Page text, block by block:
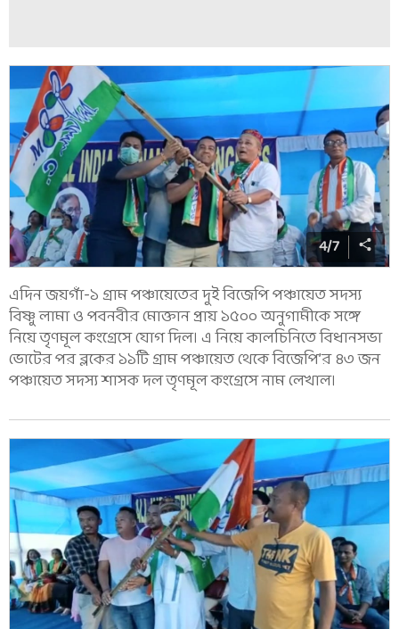
4/7
এদিন জয়গাঁ-১ গ্রাম পঞ্চায়েতের দুই বিজেপি পঞ্চায়েত সদস্য
বিষ্ণু লামা ও পবনবীর মোক্তান প্রায় ১৫০০ অনুগামীকে সঙ্গে
নিয়ে তৃণমূল কংগ্রেসে যোগ দিল। এ নিয়ে কালচিনিতে বিধানসভা
ভোটের পর ব্লকের ১১টি গ্রাম পঞ্চায়েত থেকে বিজেপি’র ৪৩ জন
পঞ্চায়েত সদস্য শাসক দল তৃণমূল কংগ্রেসে নাম লেখাল।